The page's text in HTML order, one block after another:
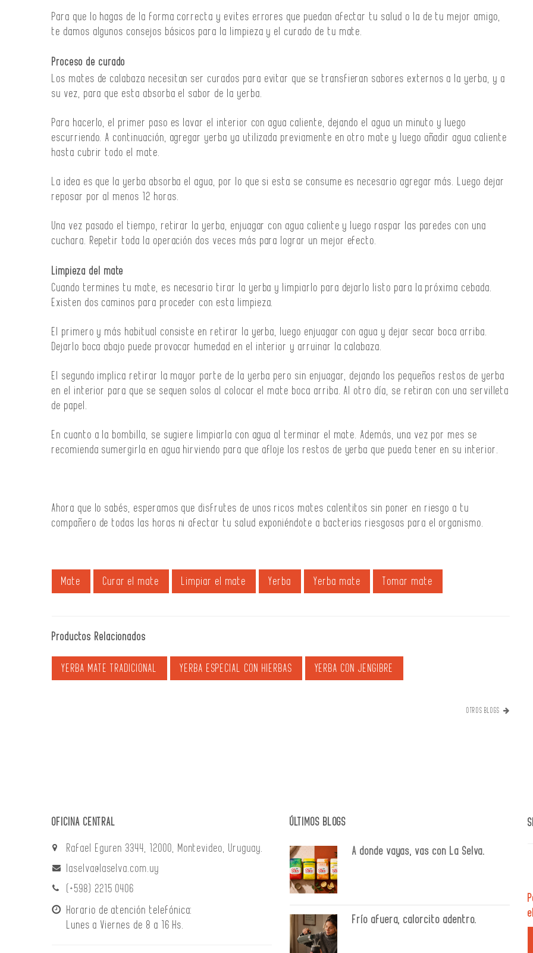
Para que lo hagas de la forma correcta y evites errores que puedan afectar tu salud o la de tu mejor amigo,
te damos algunos consejos básicos para la limpieza y el curado de tu mate.
Proceso de curado
Los mates de calabaza necesitan ser curados para evitar que se transfieran sabores externos a la yerba, y a
su vez, para que esta absorba el sabor de la yerba.
Para hacerlo, el primer paso es lavar el interior con agua caliente, dejando el agua un minuto y luego
escurriendo. A continuación, agregar yerba ya utilizada previamente en otro mate y luego añadir agua caliente
hasta cubrir todo el mate.
La idea es que la yerba absorba el agua, por lo que si esta se consume es necesario agregar más. Luego dejar
reposar por al menos 12 horas.
Una vez pasado el tiempo, retirar la yerba, enjuagar con agua caliente y luego raspar las paredes con una
cuchara. Repetir toda la operación dos veces más para lograr un mejor efecto.
Limpieza del mate
Cuando termines tu mate, es necesario tirar la yerba y limpiarlo para dejarlo listo para la próxima cebada.
Existen dos caminos para proceder con esta limpieza.
El primero y más habitual consiste en retirar la yerba, luego enjuagar con agua y dejar secar boca arriba.
Dejarlo boca abajo puede provocar humedad en el interior y arruinar la calabaza.
El segundo implica retirar la mayor parte de la yerba pero sin enjuagar, dejando los pequeños restos de yerba
en el interior para que se sequen solos al colocar el mate boca arriba. Al otro día, se retiran con una servilleta
de papel.
En cuanto a la bombilla, se sugiere limpiarla con agua al terminar el mate. Además, una vez por mes se
recomienda sumergirla en agua hirviendo para que afloje los restos de yerba que pueda tener en su interior.
Ahora que lo sabés, esperamos que disfrutes de unos ricos mates calentitos sin poner en riesgo a tu
compañero de todas las horas ni afectar tu salud exponiéndote a bacterias riesgosas para el organismo.
Mate Curar el mate Limpiar el mate Yerba Yerba mate Tomar mate
Productos Relacionados
YERBA MATE TRADICIONAL YERBA ESPECIAL CON HIERBAS YERBA CON JENGIBRE
OTROS BLOGS
OFICINA CENTRAL
Rafael Eguren 3344, 12000, Montevideo, Uruguay.
laselva@laselva.com.uy
(+598) 2215 0406
Horario de atención telefónica:
Lunes a Viernes de 8 a 16 Hs.
ÚLTIMOS BLOGS
A donde vayas, vas con La Selva.
Frío afuera, calorcito adentro.